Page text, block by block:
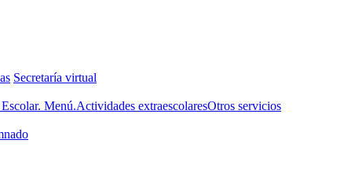
Secretaría virtual
Menú.Actividades extraescolaresOtros servicios